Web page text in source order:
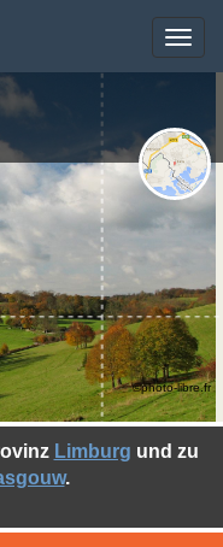
Toggle
Limburg und zu
.
©photo-libre.fr
Toggle